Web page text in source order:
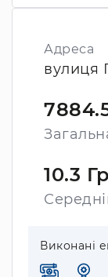
Адреса
вулиця
10.3
Виконані